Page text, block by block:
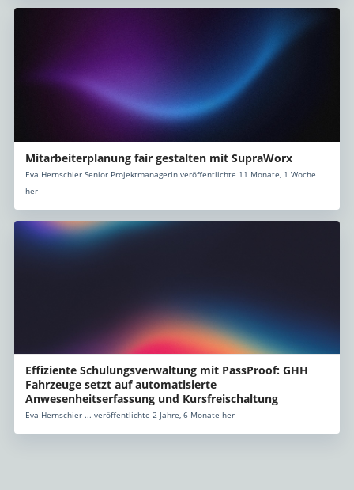
Mitarbeiterplanung fair gestalten mit SupraWorx
Eva Hernschier Senior Projektmanagerin veröffentlichte 11 Monate, 1 Woche
her
Effiziente Schulungsverwaltung mit PassProof: GHH
Fahrzeuge setzt auf automatisierte
Anwesenheitserfassung und Kursfreischaltung
Eva Hernschier ... veröffentlichte 2 Jahre, 6 Monate her